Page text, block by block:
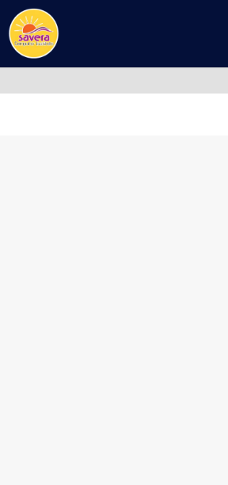
Skip
to
content